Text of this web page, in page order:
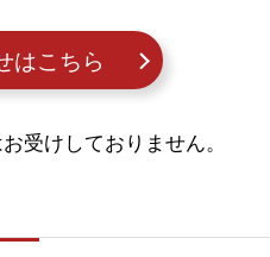
はこちら
受けしておりません。